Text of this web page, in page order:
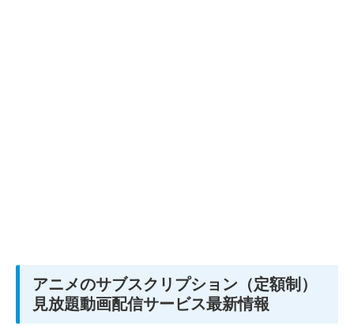
アニメのサブスクリプション（定額制）
見放題動画配信サービス最新情報